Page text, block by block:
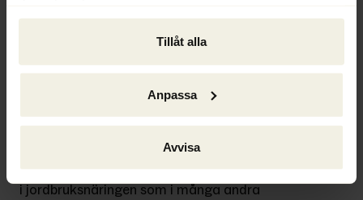
Tillåt alla
Anpassa
Avvisa
jordbruksnäringen varit låg i relation till
andra näringsgrenar. Johan Asklund ger två
– Dels beror det på jordförvärvslagen som
bara tillåter att bönderna själva äger mark.
Det finns inte heller samma lönsamhetskrav
i jordbruksnäringen som i många andra